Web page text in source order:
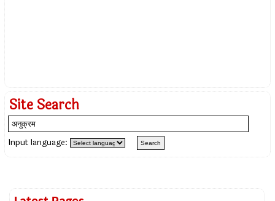
Site Search
Input language: